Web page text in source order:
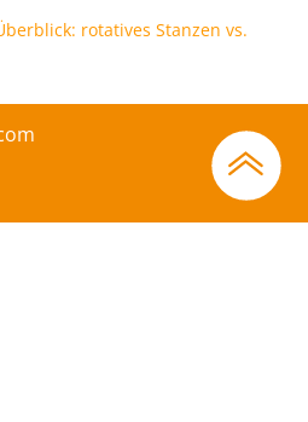
rotatives Stanzen vs.